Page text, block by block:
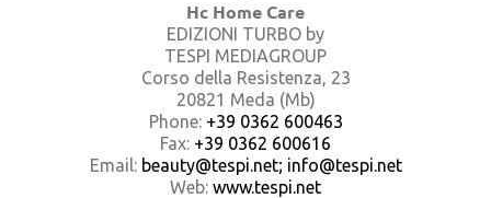
Hc Home Care
EDIZIONI TURBO by
TESPI MEDIAGROUP
Corso della Resistenza, 23
20821 Meda (Mb)
Phone: +39 0362 600463
Fax: +39 0362 600616
Email: beauty@tespi.net; info@tespi.net
Web: www.tespi.net